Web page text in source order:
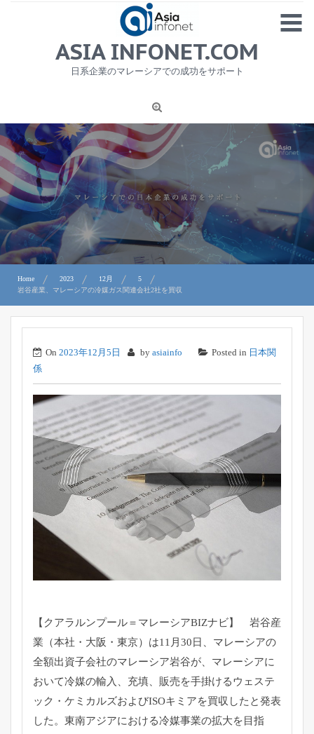
MENU
1
ニュース
労務サービス
プライバシーポリシー及び著作権について
お問合せ
ASIA INFONET.COM
日系企業のマレーシアでの成功をサポート
Home 2023 12月
5
岩谷産業、マレーシアの冷媒ガス関連会社2社を買収
On 2023年12月5日 by asiainfo Posted in 日本関
係
【クアラルンプール＝マレーシアBIZナビ】 岩谷産
業（本社・大阪・東京）は11月30日、マレーシアの
全額出資子会社のマレーシア岩谷が、マレーシアに
おいて冷媒の輸入、充填、販売を手掛けるウェステ
ック・ケミカルズおよびISOキミアを買収したと発表
した。東南アジアにおける冷媒事業の拡大を目指